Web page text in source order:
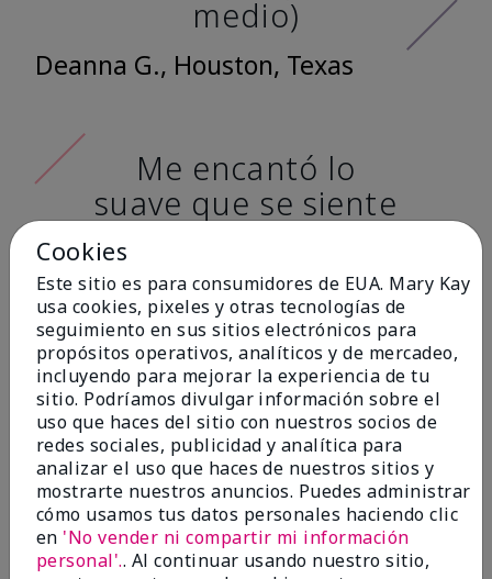
medio)
Deanna G., Houston, Texas
Me encantó lo
suave que se siente
al aplicarla. Tiene
un acabado mate
muy bonito y no se
siente pastosa en la
piel. (tono de piel:
claro)
Ailime A., Tampa, Fla.
Cookies
Este sitio es para consumidores de EUA. Mary Kay
usa cookies, pixeles y otras tecnologías de
seguimiento en sus sitios electrónicos para
propósitos operativos, analíticos y de mercadeo,
incluyendo para mejorar la experiencia de tu
sitio. Podríamos divulgar información sobre el
uso que haces del sitio con nuestros socios de
redes sociales, publicidad y analítica para
analizar el uso que haces de nuestros sitios y
mostrarte nuestros anuncios. Puedes administrar
cómo usamos tus datos personales haciendo clic
en 'No vender ni compartir mi información
personal'.. Al continuar usando nuestro sitio,